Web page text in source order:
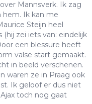
Mannsverk. Ik zag
hem. Ik kan me
Steijn heel
zei iets van: eindelijk
een blessure heeft
valse start gemaakt.
in beeld verschenen.
waren ze in Praag ook
Ik geloof er dus niet
toch nog gaat